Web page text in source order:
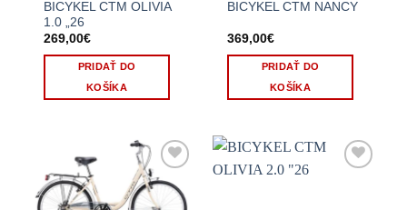
BICYKEL CTM OLIVIA
1.0 „26
269,00€
PRIDAŤ DO
KOŠÍKA
BICYKEL CTM NANCY
369,00€
PRIDAŤ DO
KOŠÍKA